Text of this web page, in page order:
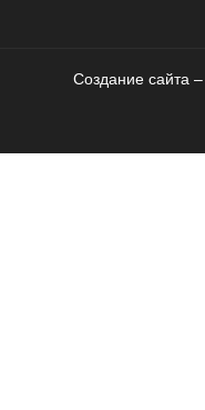
Создание сайта